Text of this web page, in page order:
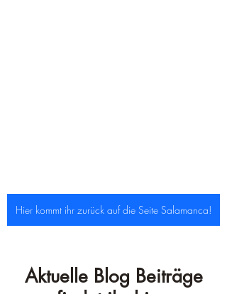
Hier kommt ihr zurück auf die Seite Salamanca!
Aktuelle Blog Beiträge